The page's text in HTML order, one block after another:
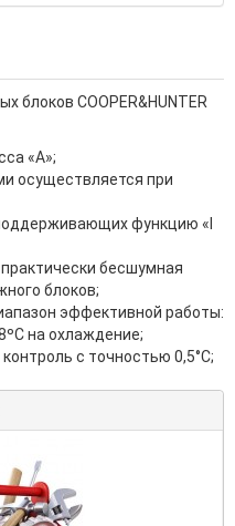
блоков COOPER&HUNTER
«А»;
осуществляется при
функцию «I
бесшумная
блоков;
эффективной работы:
на охлаждение;
с точностью 0,5°C;